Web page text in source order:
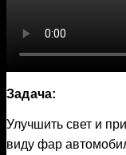
Задача:
Улучшить свет и
виду фар